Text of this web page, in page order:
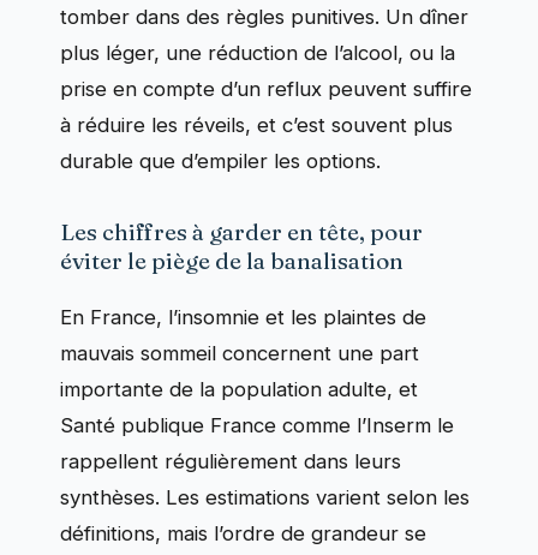
tomber dans des règles punitives. Un dîner
plus léger, une réduction de l’alcool, ou la
prise en compte d’un reflux peuvent suffire
à réduire les réveils, et c’est souvent plus
durable que d’empiler les options.
Les chiffres à garder en tête, pour
éviter le piège de la banalisation
En France, l’insomnie et les plaintes de
mauvais sommeil concernent une part
importante de la population adulte, et
Santé publique France comme l’Inserm le
rappellent régulièrement dans leurs
synthèses. Les estimations varient selon les
définitions, mais l’ordre de grandeur se